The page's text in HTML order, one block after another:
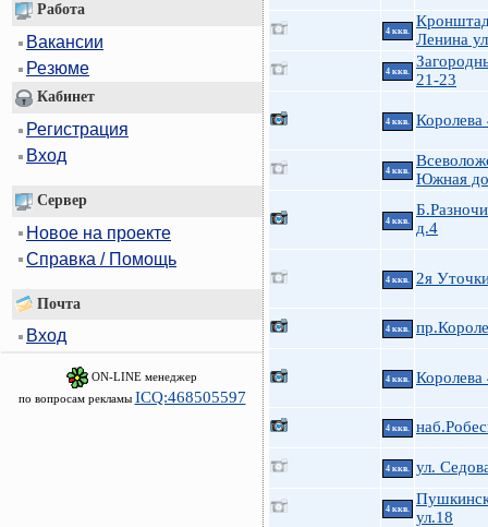
Работа
Вакансии
Резюме
Кабинет
Регистрация
Вход
Сервер
Новое на проекте
Справка / Помощь
Почта
Вход
ON-LINE менеджер
по вопросам рекламы ICQ:468505597
4 ккв.
Ленина
4 ккв.
21-23
4 ккв. Королева
4 ккв.
Южная
4 ккв.
д.4
4 ккв. 2я
4 ккв.
4 ккв. Королева
4 ккв.
4 ккв. ул.
4 ккв.
ул.18